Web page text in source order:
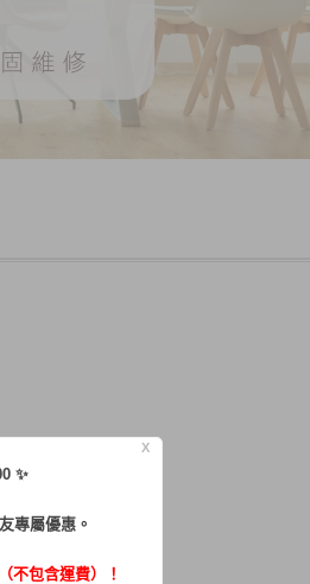
X
✨
專屬優惠。
不包含運費）！